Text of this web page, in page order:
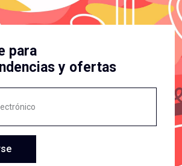
para
y ofertas